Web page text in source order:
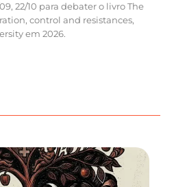
22/10 para debater o livro The
control and resistances,
em 2026.